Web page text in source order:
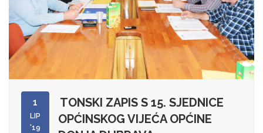
1
LIP
'19
TONSKI ZAPIS S 15. SJEDNICE
OPĆINSKOG VIJEĆA OPĆINE